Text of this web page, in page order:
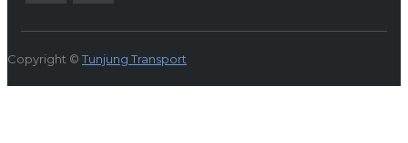
Copyright ©Tunjung Transport